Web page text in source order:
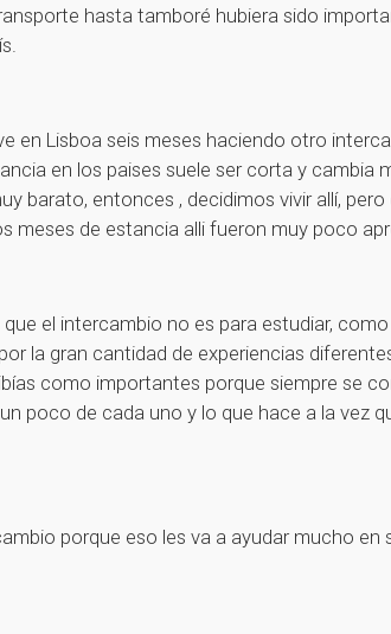
hasta tamboré hubiera sido
en Lisboa seis meses haciendo otro
en los paises suele ser corta y cambia
barato, entonces , decidimos vivir allí,
meses de estancia alli fueron muy poco
el intercambio no es para estudiar,
la gran cantidad de experiencias
como importantes porque siempre se
poco de cada uno y lo que hace a la vez
porque eso les va a ayudar mucho